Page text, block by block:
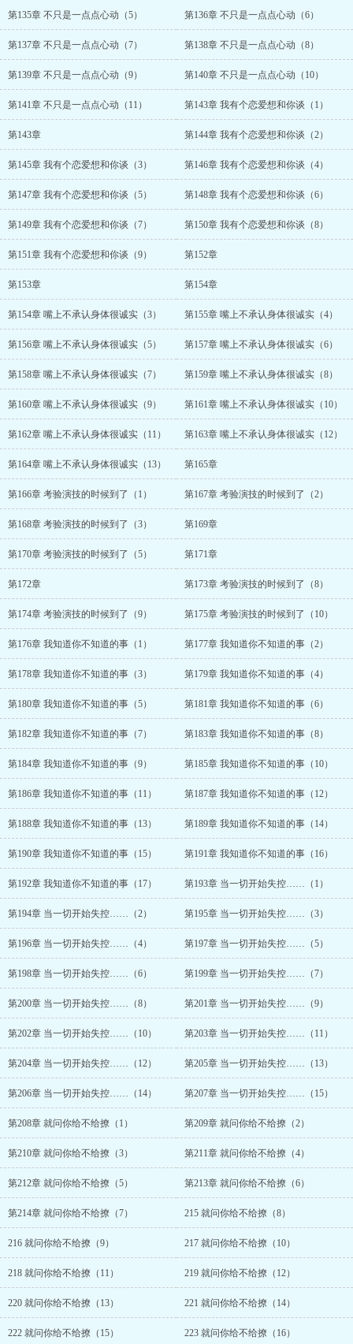
第135章 不只是一点点心动（5） 第136章 不只是一点点心动（6）
第137章 不只是一点点心动（7） 第138章 不只是一点点心动（8）
第139章 不只是一点点心动（9） 第140章 不只是一点点心动（10）
第141章 不只是一点点心动（11） 第143章 我有个恋爱想和你谈（1）
第143章 第144章 我有个恋爱想和你谈（2）
第145章 我有个恋爱想和你谈（3） 第146章 我有个恋爱想和你谈（4）
第147章 我有个恋爱想和你谈（5） 第148章 我有个恋爱想和你谈（6）
第149章 我有个恋爱想和你谈（7） 第150章 我有个恋爱想和你谈（8）
第151章 我有个恋爱想和你谈（9） 第152章
第153章 第154章
第154章 嘴上不承认身体很诚实（3） 第155章 嘴上不承认身体很诚实（4）
第156章 嘴上不承认身体很诚实（5） 第157章 嘴上不承认身体很诚实（6）
第158章 嘴上不承认身体很诚实（7） 第159章 嘴上不承认身体很诚实（8）
第160章 嘴上不承认身体很诚实（9） 第161章 嘴上不承认身体很诚实（10）
第162章 嘴上不承认身体很诚实（11） 第163章 嘴上不承认身体很诚实（12）
第164章 嘴上不承认身体很诚实（13） 第165章
第166章 考验演技的时候到了（1） 第167章 考验演技的时候到了（2）
第168章 考验演技的时候到了（3） 第169章
第170章 考验演技的时候到了（5） 第171章
第172章 第173章 考验演技的时候到了（8）
第174章 考验演技的时候到了（9） 第175章 考验演技的时候到了（10）
第176章 我知道你不知道的事（1） 第177章 我知道你不知道的事（2）
第178章 我知道你不知道的事（3） 第179章 我知道你不知道的事（4）
第180章 我知道你不知道的事（5） 第181章 我知道你不知道的事（6）
第182章 我知道你不知道的事（7） 第183章 我知道你不知道的事（8）
第184章 我知道你不知道的事（9） 第185章 我知道你不知道的事（10）
第186章 我知道你不知道的事（11） 第187章 我知道你不知道的事（12）
第188章 我知道你不知道的事（13） 第189章 我知道你不知道的事（14）
第190章 我知道你不知道的事（15） 第191章 我知道你不知道的事（16）
第192章 我知道你不知道的事（17） 第193章 当一切开始失控……（1）
第194章 当一切开始失控……（2） 第195章 当一切开始失控……（3）
第196章 当一切开始失控……（4） 第197章 当一切开始失控……（5）
第198章 当一切开始失控……（6） 第199章 当一切开始失控……（7）
第200章 当一切开始失控……（8） 第201章 当一切开始失控……（9）
第202章 当一切开始失控……（10） 第203章 当一切开始失控……（11）
第204章 当一切开始失控……（12） 第205章 当一切开始失控……（13）
第206章 当一切开始失控……（14） 第207章 当一切开始失控……（15）
第208章 就问你给不给撩（1） 第209章 就问你给不给撩（2）
第210章 就问你给不给撩（3） 第211章 就问你给不给撩（4）
第212章 就问你给不给撩（5） 第213章 就问你给不给撩（6）
第214章 就问你给不给撩（7） 215 就问你给不给撩（8）
216 就问你给不给撩（9） 217 就问你给不给撩（10）
218 就问你给不给撩（11） 219 就问你给不给撩（12）
220 就问你给不给撩（13） 221 就问你给不给撩（14）
222 就问你给不给撩（15） 223 就问你给不给撩（16）